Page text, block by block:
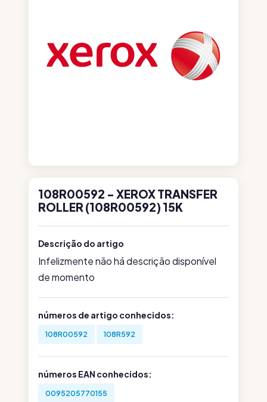
108R00592 - XEROX TRANSFER
ROLLER (108R00592) 15K
Descrição do artigo
Infelizmente não há descrição disponível
de momento
números de artigo conhecidos:
108R00592 108R592
números EAN conhecidos:
0095205770155